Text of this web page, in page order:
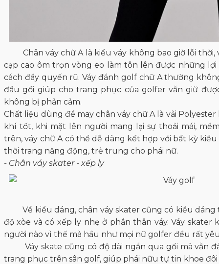
Chân váy chữ A là kiểu váy không bao giờ lỗi thời,
cạp cao ôm trọn vòng eo làm tôn lên được những
cách đầy quyến rũ. Váy đánh golf chữ A thường
đầu gối giúp cho trang phục của golfer vẫn giữ
không bị phản cảm.
Chất liệu dùng để may chân váy chữ A là vải
khí tốt, khi mặt lên người mang lại sự thoải mái,
trên, váy chữ A có thể dễ dàng kết hợp với bất kỳ
thời trang năng động, trẻ trung cho phái nữ.
- Chân váy skater - xếp ly
Về kiểu dáng, chân váy skater cũng có kiểu dáng
độ xòe và có xếp ly nhẹ ở phần thân váy. Váy skater
người nào vì thế mà hầu như mọi nữ golfer đều rất
Váy skate cũng có độ dài ngắn qua gối mà vẫn
trang phục trên sân golf, giúp phái nữu tự tin khoe đôi